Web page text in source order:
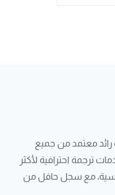
معتمد من جميع
ترجمة احترافية لأكثر
مع سجل حافل من